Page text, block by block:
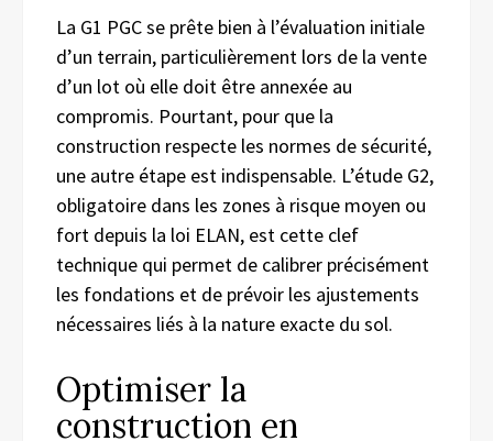
La G1 PGC se prête bien à l’évaluation initiale
d’un terrain, particulièrement lors de la vente
d’un lot où elle doit être annexée au
compromis. Pourtant, pour que la
construction respecte les normes de sécurité,
une autre étape est indispensable. L’étude G2,
obligatoire dans les zones à risque moyen ou
fort depuis la loi ELAN, est cette clef
technique qui permet de calibrer précisément
les fondations et de prévoir les ajustements
nécessaires liés à la nature exacte du sol.
Optimiser la
construction en